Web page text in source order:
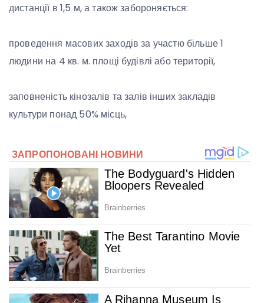
дистанції в 1,5 м, а також забороняється:
проведення масових заходів за участю більше 1
людини на 4 кв. м. площі будівлі або території,
заповненість кінозалів та залів інших закладів
культури понад 50% місць,